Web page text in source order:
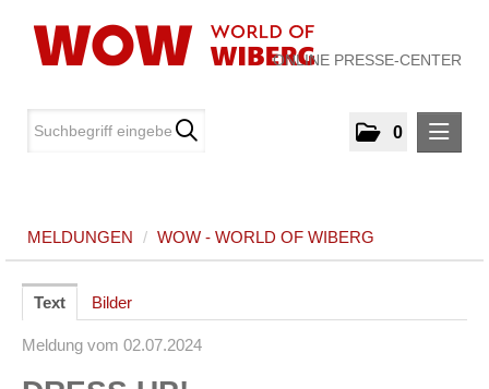
ONLINE PRESSE-CENTER
0
WOW - World of WIBERG
MEDIA
ÜBER UNS
MELDUNGEN / WOW - WORLD OF WIBERG
Text Bilder
Meldung vom 02.07.2024